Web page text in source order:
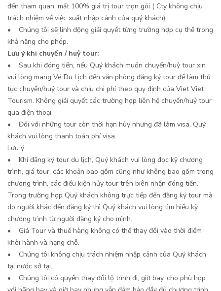
đến tham quan: mất 100% giá trị tour trọn gói ( Cty không chịu
trách nhiệm về việc xuất nhập cảnh của quý khách)
• Chúng tôi sẽ linh động giải quyết từng trường hợp cụ thể trong
khả năng cho phép.
Lưu ý khi chuyển / huỷ tour:
• Sau khi đóng tiền, nếu Quý khách muốn chuyển/huỷ tour xin
vui lòng mang Vé Du Lịch đến văn phòng đăng ký tour để làm thủ
tục chuyển/huỷ tour và chịu chi phí theo quy định của Viet Viet
Tourism. Không giải quyết các trường hợp liên hệ chuyển/huỷ tour
qua điện thoại.
• Đối với những tour còn thời hạn hủy nhưng đã làm visa, Quý
khách vui lòng thanh toán phí visa.
Lưu ý:
• Khi đăng ký tour du lịch, Quý khách vui lòng đọc kỹ chương
trình, giá tour, các khoản bao gồm cũng như không bao gồm trong
chương trình, các điều kiện hủy tour trên biên nhận đóng tiền.
Trong trường hợp Quý khách không trực tiếp đến đăng ký tour mà
do người khác đến đăng ký thì Quý khách vui lòng tìm hiểu kỹ
chương trình từ người đăng ký cho mình.
• Giá Tour và thuế hàng không có thể thay đổi vào thời điểm
khởi hành và hạng chỗ.
• Chúng tôi không chịu trách nhiệm nhập cảnh của Quý khách
tại nước sở tại.
• Chúng tôi có quyền thay đổi lộ trình đi, giờ bay, cho phù hợp